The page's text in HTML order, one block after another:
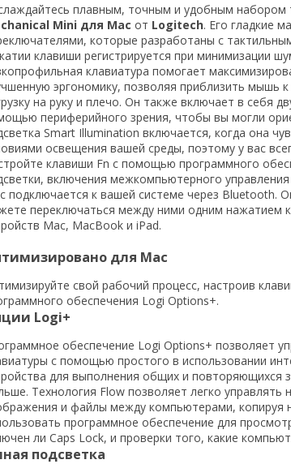
плавным, точным и удобным набором
Mini для Mac от Logitech. Его гладкие
которые разработаны с
клавиши регистрируется при минимизации
клавиатура помогает
эргономику, позволяя приблизить мышь
на руку и плечо. Он также включает в себя
периферийного зрения, чтобы вы могли
Smart Illumination включается, когда она
освещения вашей среды, поэтому у вас
клавиши Fn с помощью программного
включения межкомпьютерного
подключается к вашей системе через
переключаться между ними одним нажатием
Mac, MacBook и iPad.
для Mac
свой рабочий процесс, настроив
обеспечения Logi Options+.
Logi+
обеспечение Logi Options+ позволяет
с помощью простого в использовании
для выполнения общих и повторяющихся
Технология Flow позволяет легко
и файлы между компьютерами, копируя
программное обеспечение для
ли Caps Lock, и проверки того, какие
подсветка